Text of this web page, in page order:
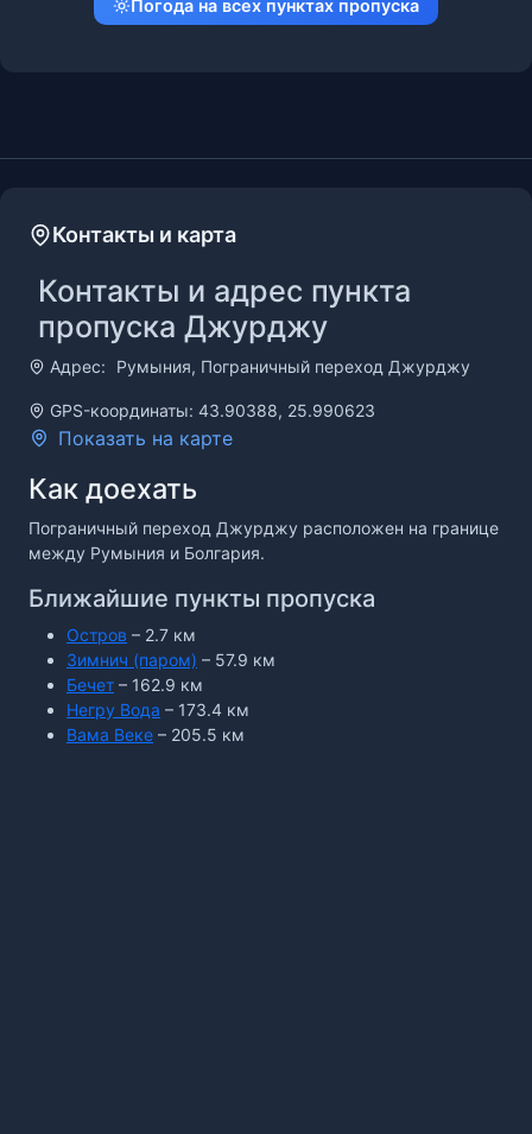
Погода на всех пунктах пропуска
Контакты и карта
Контакты и адрес пункта
пропуска Джурджу
Адрес: Румыния, Пограничный переход Джурджу
GPS-координаты: 43.90388, 25.990623
Показать на карте
Как доехать
Пограничный переход Джурджу расположен на границе
между Румыния и Болгария.
Ближайшие пункты пропуска
Остров – 2.7 км
Зимнич (паром) – 57.9 км
Бечет – 162.9 км
Негру Вода – 173.4 км
Вама Веке – 205.5 км